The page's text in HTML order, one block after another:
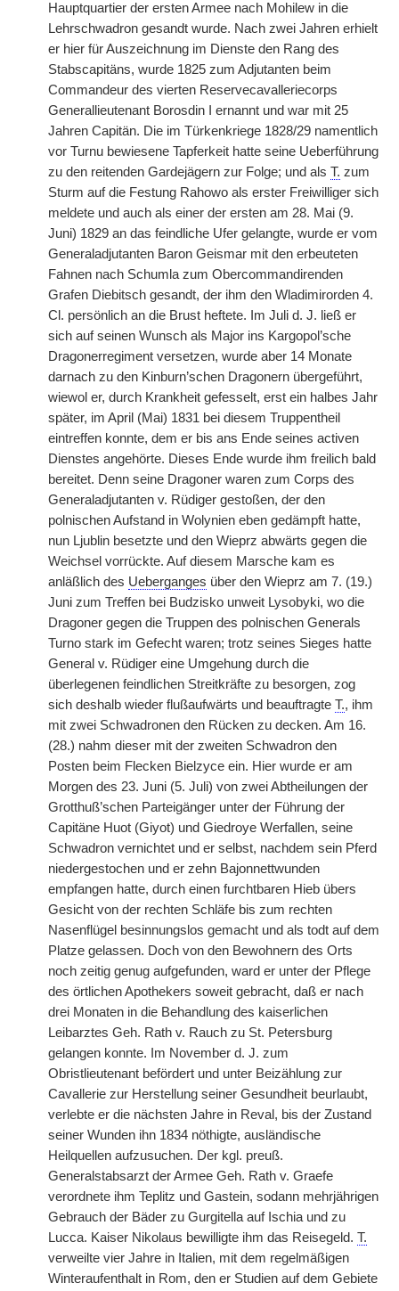
Hauptquartier der ersten Armee nach Mohilew in die
Lehrschwadron gesandt wurde. Nach zwei Jahren erhielt
er hier für Auszeichnung im Dienste den Rang des
Stabscapitäns, wurde 1825 zum Adjutanten beim
Commandeur des vierten Reservecavalleriecorps
Generallieutenant Borosdin I ernannt und war mit 25
Jahren Capitän. Die im Türkenkriege 1828/29 namentlich
vor Turnu bewiesene Tapferkeit hatte seine Ueberführung
zu den reitenden Gardejägern zur Folge; und als T. zum
Sturm auf die Festung Rahowo als erster Freiwilliger sich
meldete und auch als einer der ersten am 28. Mai (9.
Juni) 1829 an das feindliche Ufer gelangte, wurde er vom
Generaladjutanten Baron Geismar mit den erbeuteten
Fahnen nach Schumla zum Obercommandirenden
Grafen Diebitsch gesandt, der ihm den Wladimirorden 4.
Cl. persönlich an die Brust heftete. Im Juli d. J. ließ er
sich auf seinen Wunsch als Major ins Kargopol’sche
Dragonerregiment versetzen, wurde aber 14 Monate
darnach zu den Kinburn’schen Dragonern übergeführt,
wiewol er, durch Krankheit gefesselt, erst ein halbes Jahr
später, im April (Mai) 1831 bei diesem Truppentheil
eintreffen konnte, dem er bis ans Ende seines activen
Dienstes angehörte. Dieses Ende wurde ihm freilich bald
bereitet. Denn seine Dragoner waren zum Corps des
Generaladjutanten v. Rüdiger gestoßen, der den
polnischen Aufstand in Wolynien eben gedämpft hatte,
nun Ljublin besetzte und den Wieprz abwärts gegen die
Weichsel vorrückte. Auf diesem Marsche kam es
anläßlich des Ueberganges über den Wieprz am 7. (19.)
Juni zum Treffen bei Budzisko unweit Lysobyki, wo die
Dragoner gegen die Truppen des polnischen Generals
Turno stark im Gefecht waren; trotz seines Sieges hatte
General v. Rüdiger eine Umgehung durch die
überlegenen feindlichen Streitkräfte zu besorgen, zog
sich deshalb wieder flußaufwärts und beauftragte T., ihm
mit zwei Schwadronen den Rücken zu decken. Am 16.
(28.) nahm dieser mit der zweiten Schwadron den
Posten beim Flecken Bielzyce ein. Hier wurde er am
Morgen des 23. Juni (5. Juli) von zwei Abtheilungen der
Grotthuß’schen Parteigänger unter der Führung der
Capitäne Huot (Giyot) und Giedroye Werfallen, seine
Schwadron vernichtet und er selbst, nachdem sein Pferd
niedergestochen und er zehn Bajonnettwunden
empfangen hatte, durch einen furchtbaren Hieb übers
Gesicht von der rechten Schläfe bis zum rechten
Nasenflügel besinnungslos gemacht und als todt auf dem
Platze gelassen. Doch von den Bewohnern des Orts
noch zeitig genug aufgefunden, ward er unter der Pflege
des örtlichen Apothekers soweit gebracht, daß er nach
drei Monaten in die Behandlung des kaiserlichen
Leibarztes Geh. Rath v. Rauch zu St. Petersburg
gelangen konnte. Im November d. J. zum
Obristlieutenant befördert und unter Beizählung zur
Cavallerie zur Herstellung seiner Gesundheit beurlaubt,
verlebte er die nächsten Jahre in Reval, bis der Zustand
seiner Wunden ihn 1834 nöthigte, ausländische
Heilquellen aufzusuchen. Der kgl. preuß.
Generalstabsarzt der Armee Geh. Rath v. Graefe
verordnete ihm Teplitz und Gastein, sodann mehrjährigen
Gebrauch der Bäder zu Gurgitella auf Ischia und zu
Lucca. Kaiser Nikolaus bewilligte ihm das Reisegeld. T.
verweilte vier Jahre in Italien, mit dem regelmäßigen
Winteraufenthalt in Rom, den er Studien auf dem Gebiete